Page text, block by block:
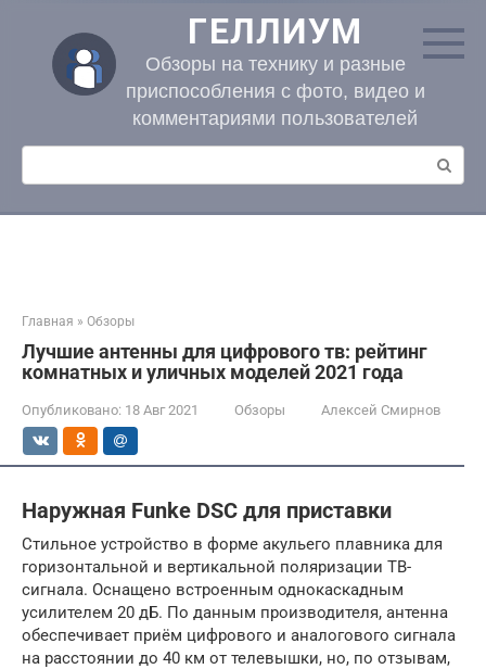
контенту
ГЕЛЛИУМ
Обзоры на технику и разные
приспособления с фото, видео и
комментариями пользователей
Поиск:
Главная » Обзоры
Лучшие антенны для цифрового тв: рейтинг
комнатных и уличных моделей 2021 года
Опубликовано: 18 Авг 2021 Обзоры Алексей Смирнов
Наружная Funke DSC для приставки
Стильное устройство в форме акульего плавника для
горизонтальной и вертикальной поляризации ТВ-
сигнала. Оснащено встроенным однокаскадным
усилителем 20 дБ. По данным производителя, антенна
обеспечивает приём цифрового и аналогового сигнала
на расстоянии до 40 км от телевышки, но, по отзывам,